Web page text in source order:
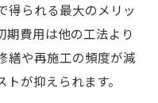
得られる最大のメリッ
期費用は他の工法より
繕や再施工の頻度が減
が抑えられます。